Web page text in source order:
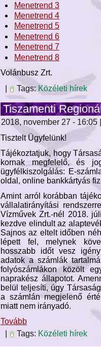
Menetrend 3
Menetrend 4
Menetrend 5
Menetrend 6
Menetrend 7
Menetrend 8
Volánbusz Zrt.
Tags: Közéleti hírek
Tiszamenti
2018, november 27 - 16:05
Tisztelt Ügyfelünk!
Tájékoztatjuk, hogy
kornak megfelelő, és
ügyfélkiszolgálás: E-
oldal, online bankkártyás
Amint arról korábban
vállalatirányítási
Vízművek Zrt.-nél 2018.
kezdve elindult az
Sajnos az eltelt időben
lépett fel, melynek
hosszabb időt vesz
adatok a számlák
folyószámlákon közölt
naprakész állapotot.
belül teljesíti, úgy
a számlán megjelenő
miatt nem irányadó.
Tovább
Tags: Közéleti hírek